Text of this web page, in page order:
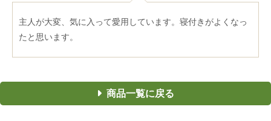
主人が大変、気に入って愛用しています。寝付きがよくなっ
たと思います。
商品一覧に戻る